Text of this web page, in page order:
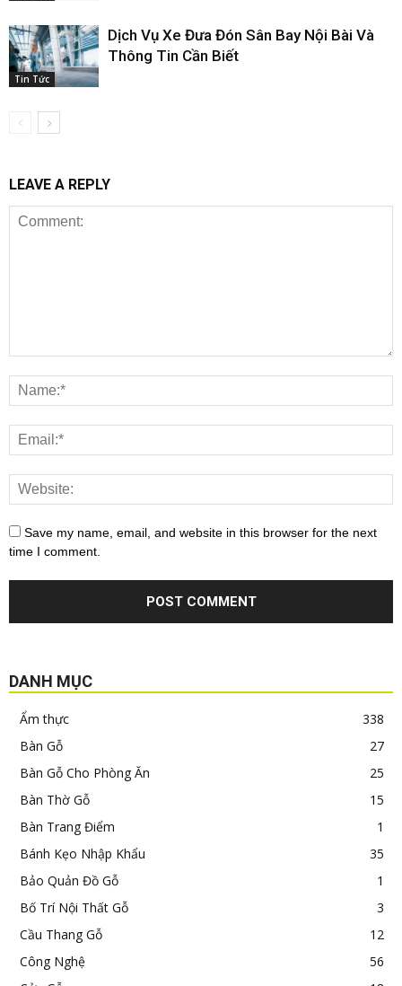
Tin Tức
Dịch Vụ Xe Đưa Đón Sân Bay Nội Bài Và
Thông Tin Cần Biết
LEAVE A REPLY
Save my name, email, and website in this browser for the next
time I comment.
DANH MỤC
Ẩm thực
338
Bàn Gỗ
27
Bàn Gỗ Cho Phòng Ăn
25
Bàn Thờ Gỗ
15
Bàn Trang Điểm
1
Bánh Kẹo Nhập Khẩu
35
Bảo Quản Đồ Gỗ
1
Bố Trí Nội Thất Gỗ
3
Cầu Thang Gỗ
12
Công Nghệ
56